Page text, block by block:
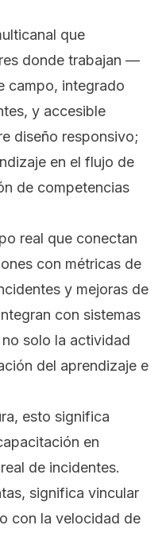
que
donde trabajan —
campo, integrado
y accesible
diseño responsivo;
en el flujo de
de competencias
real que conectan
con métricas de
y mejoras de
con sistemas
solo la actividad
del aprendizaje e
esto significa
en
de incidentes.
significa vincular
con la velocidad de